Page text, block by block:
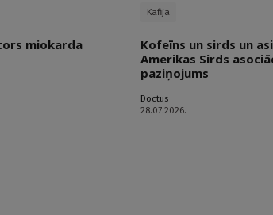
miokarda
Kafija
Kofeīns un sirds un
Amerikas Sirds
paziņojums
Doctus
28.07.2026.